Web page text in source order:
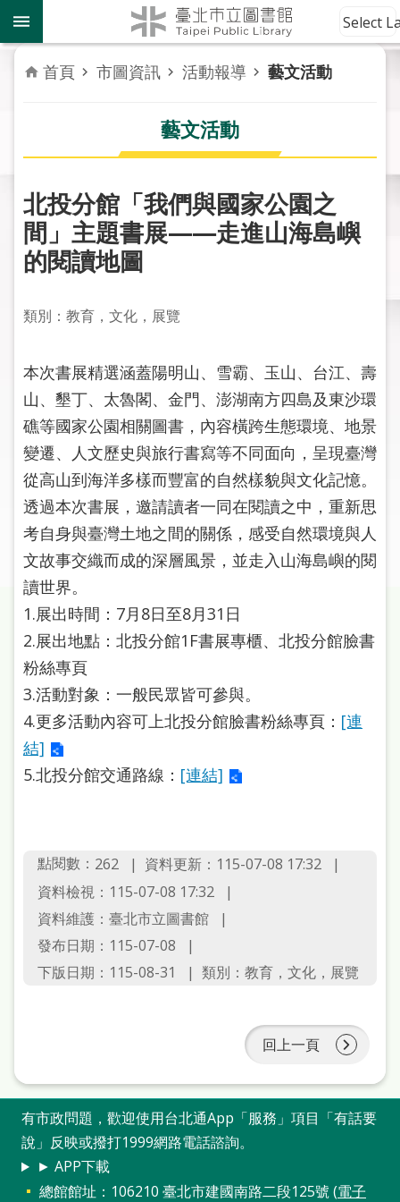
跳到主要內容區塊
到
館
資
訊
者
務
活
動
報
於
市
圖
線
上
申
請
常
見
問
答
加
入
市
圖
網
常
見
問
答
Select
首頁 市圖資訊 活動報導 藝文活動
藝文活動
北投分館「我們與國家公園之
間」主題書展——走進山海島嶼
的閱讀地圖
類別：教育，文化，展覽
本次書展精選涵蓋陽明山、雪霸、玉山、台江、壽
山、墾丁、太魯閣、金門、澎湖南方四島及東沙環
礁等國家公園相關圖書，內容橫跨生態環境、地景
變遷、人文歷史與旅行書寫等不同面向，呈現臺灣
從高山到海洋多樣而豐富的自然樣貌與文化記憶。
透過本次書展，邀請讀者一同在閱讀之中，重新思
考自身與臺灣土地之間的關係，感受自然環境與人
文故事交織而成的深層風景，並走入山海島嶼的閱
讀世界。
1.展出時間：7月8日至8月31日
2.展出地點：北投分館1F書展專櫃、北投分館臉書
粉絲專頁
3.活動對象：一般民眾皆可參與。
4.更多活動內容可上北投分館臉書粉絲專頁： [連
結]
5.北投分館交通路線： [連結]
點閱數： 262
資料更新：115-07-08 17:32
資料檢視：115-07-08 17:32
資料維護：臺北市立圖書館
發布日期：115-07-08
下版日期：115-08-31
類別：教育，文化，展覽
回上一頁
有市政問題，歡迎使用台北通App「服務」項目「有話要
說」反映或撥打1999網路電話諮詢。
► APP下載
總館館址：106210 臺北市建國南路二段125號 (電子